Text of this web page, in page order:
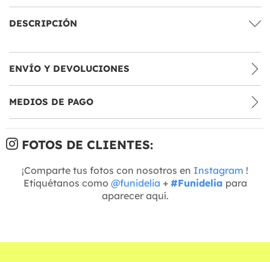
DESCRIPCIÓN
ENVÍO Y DEVOLUCIONES
MEDIOS DE PAGO
FOTOS DE CLIENTES:
¡Comparte tus fotos con nosotros en Instagram !
Etiquétanos como @funidelia + #Funidelia para
aparecer aquí.